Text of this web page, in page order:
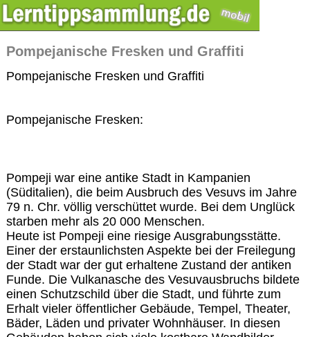
Pompejanische Fresken und Graffiti
Pompejanische Fresken und Graffiti
Pompejanische Fresken:
Pompeji war eine antike Stadt in Kampanien
(Süditalien), die beim Ausbruch des Vesuvs im Jahre
79 n. Chr. völlig verschüttet wurde. Bei dem Unglück
starben mehr als 20 000 Menschen.
Heute ist Pompeji eine riesige Ausgrabungsstätte.
Einer der erstaunlichsten Aspekte bei der Freilegung
der Stadt war der gut erhaltene Zustand der antiken
Funde. Die Vulkanasche des Vesuvausbruchs bildete
einen Schutzschild über die Stadt, und führte zum
Erhalt vieler öffentlicher Gebäude, Tempel, Theater,
Bäder, Läden und privater Wohnhäuser. In diesen